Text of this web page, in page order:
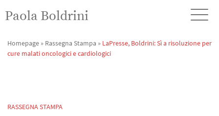
Paola Boldrini
Homepage » Rassegna Stampa » LaPresse, Boldrini: Sì a risoluzione per
cure malati oncologici e cardiologici
RASSEGNA STAMPA